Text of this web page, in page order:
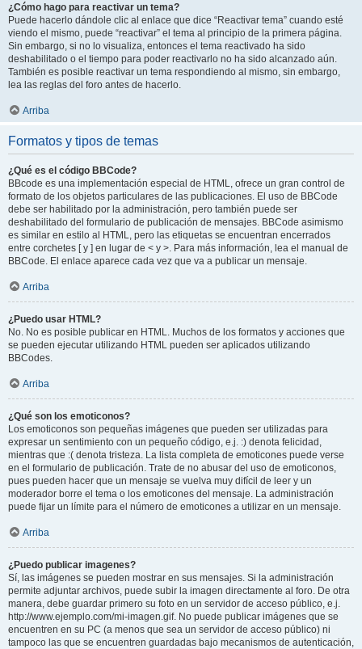
¿Cómo hago para reactivar un tema?
Puede hacerlo dándole clic al enlace que dice “Reactivar tema” cuando esté
viendo el mismo, puede “reactivar” el tema al principio de la primera página.
Sin embargo, si no lo visualiza, entonces el tema reactivado ha sido
deshabilitado o el tiempo para poder reactivarlo no ha sido alcanzado aún.
También es posible reactivar un tema respondiendo al mismo, sin embargo,
lea las reglas del foro antes de hacerlo.
Arriba
Formatos y tipos de temas
¿Qué es el código BBCode?
BBcode es una implementación especial de HTML, ofrece un gran control de
formato de los objetos particulares de las publicaciones. El uso de BBCode
debe ser habilitado por la administración, pero también puede ser
deshabilitado del formulario de publicación de mensajes. BBCode asimismo
es similar en estilo al HTML, pero las etiquetas se encuentran encerrados
entre corchetes [ y ] en lugar de < y >. Para más información, lea el manual de
BBCode. El enlace aparece cada vez que va a publicar un mensaje.
Arriba
¿Puedo usar HTML?
No. No es posible publicar en HTML. Muchos de los formatos y acciones que
se pueden ejecutar utilizando HTML pueden ser aplicados utilizando
BBCodes.
Arriba
¿Qué son los emoticonos?
Los emoticonos son pequeñas imágenes que pueden ser utilizadas para
expresar un sentimiento con un pequeño código, e.j. :) denota felicidad,
mientras que :( denota tristeza. La lista completa de emoticones puede verse
en el formulario de publicación. Trate de no abusar del uso de emoticonos,
pues pueden hacer que un mensaje se vuelva muy difícil de leer y un
moderador borre el tema o los emoticones del mensaje. La administración
puede fijar un límite para el número de emoticones a utilizar en un mensaje.
Arriba
¿Puedo publicar imagenes?
Sí, las imágenes se pueden mostrar en sus mensajes. Si la administración
permite adjuntar archivos, puede subir la imagen directamente al foro. De otra
manera, debe guardar primero su foto en un servidor de acceso público, e.j.
http://www.ejemplo.com/mi-imagen.gif. No puede publicar imágenes que se
encuentren en su PC (a menos que sea un servidor de acceso público) ni
tampoco las que se encuentren guardadas bajo mecanismos de autenticación,